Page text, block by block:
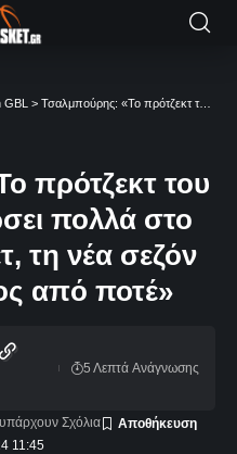
> Τσαλμπούρης: «Το πρότζεκτ του Πανιωνίου θα δώσει πολλά στο ελληνικό μπάσκετ, τη νέα σεζόν θα είμαι καλύτερος από ποτέ»
πρότζεκτ του
πολλά στο
τη νέα σεζόν
από ποτέ»
11:45
Σχόλια
5 Λεπτά Aνάγνωσης